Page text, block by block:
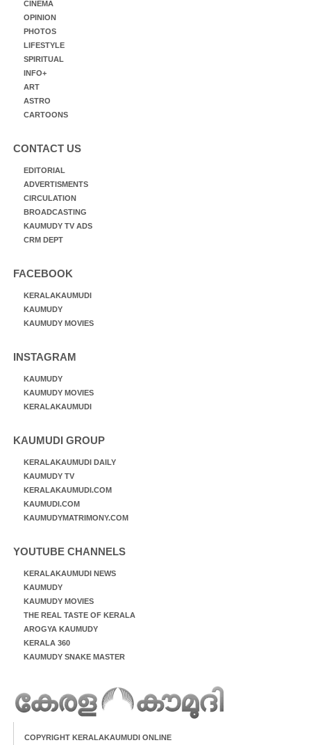
CINEMA
OPINION
PHOTOS
LIFESTYLE
SPIRITUAL
INFO+
ART
ASTRO
CARTOONS
CONTACT US
EDITORIAL
ADVERTISMENTS
CIRCULATION
BROADCASTING
KAUMUDY TV ADS
CRM DEPT
FACEBOOK
KERALAKAUMUDI
KAUMUDY
KAUMUDY MOVIES
INSTAGRAM
KAUMUDY
KAUMUDY MOVIES
KERALAKAUMUDI
KAUMUDI GROUP
KERALAKAUMUDI DAILY
KAUMUDY TV
KERALAKAUMUDI.COM
KAUMUDI.COM
KAUMUDYMATRIMONY.COM
YOUTUBE CHANNELS
KERALAKAUMUDI NEWS
KAUMUDY
KAUMUDY MOVIES
THE REAL TASTE OF KERALA
AROGYA KAUMUDY
KERALA 360
KAUMUDY SNAKE MASTER
COPYRIGHT KERALAKAUMUDI ONLINE